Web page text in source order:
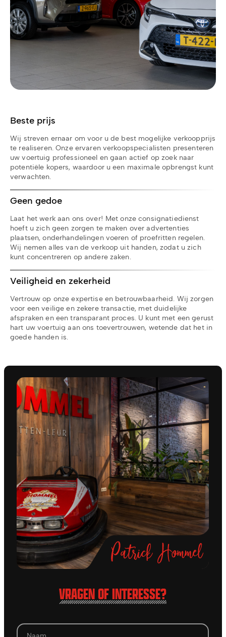
Beste prijs
Wij streven ernaar om voor u de best mogelijke verkoopprijs
te realiseren. Onze ervaren verkoopspecialisten presenteren
uw voertuig professioneel en gaan actief op zoek naar
potentiële kopers, waardoor u een maximale opbrengst kunt
verwachten.
Geen gedoe
Laat het werk aan ons over! Met onze consignatiedienst
hoeft u zich geen zorgen te maken over advertenties
plaatsen, onderhandelingen voeren of proefritten regelen.
Wij nemen alles van de verkoop uit handen, zodat u zich
kunt concentreren op andere zaken.
Veiligheid en zekerheid
Vertrouw op onze expertise en betrouwbaarheid. Wij zorgen
voor een veilige en zekere transactie, met duidelijke
afspraken en een transparant proces. U kunt met een gerust
hart uw voertuig aan ons toevertrouwen, wetende dat het in
goede handen is.
VRAGEN OF INTERESSE?